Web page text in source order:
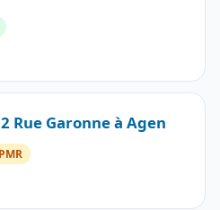
Rue Garonne à Agen